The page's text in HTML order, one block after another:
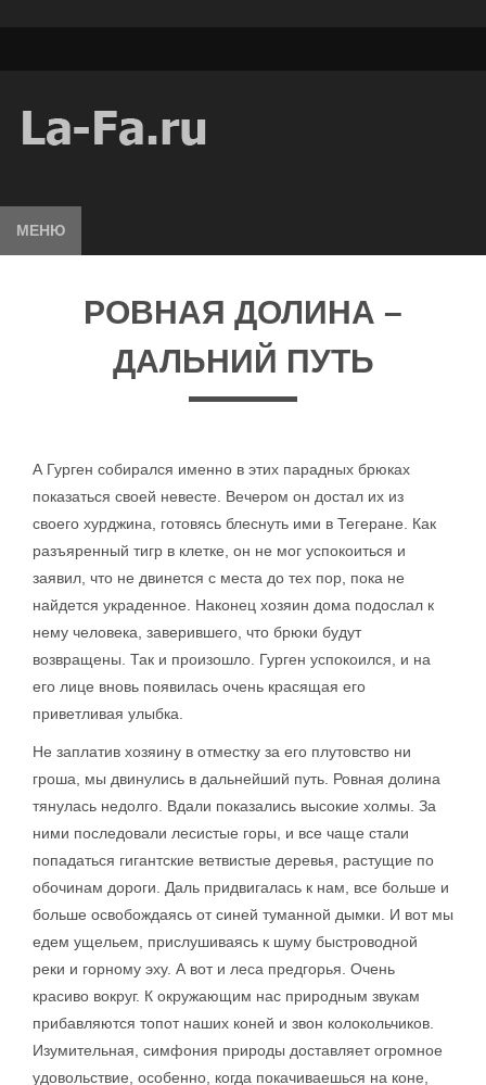
МЕНЮ
РОВНАЯ ДОЛИНА –
ДАЛЬНИЙ ПУТЬ
А Гурген собирался именно в этих парадных брюках
показаться своей невесте. Вечером он достал их из
своего хурджина, готовясь блеснуть ими в Тегеране. Как
разъяренный тигр в клетке, он не мог успокоиться и
заявил, что не двинется с места до тех пор, пока не
найдется украденное. Наконец хозяин дома подослал к
нему человека, заверившего, что брюки будут
возвращены. Так и произошло. Гурген успокоился, и на
его лице вновь появилась очень красящая его
приветливая улыбка.
Не заплатив хозяину в отместку за его плутовство ни
гроша, мы двинулись в дальнейший путь. Ровная долина
тянулась недолго. Вдали показались высокие холмы. За
ними последовали лесистые горы, и все чаще стали
попадаться гигантские ветвистые деревья, растущие по
обочинам дороги. Даль придвигалась к нам, все больше и
больше освобождаясь от синей туманной дымки. И вот мы
едем ущельем, прислушиваясь к шуму быстроводной
реки и горному эху. А вот и леса предгорья. Очень
красиво вокруг. К окружающим нас природным звукам
прибавляются топот наших коней и звон колокольчиков.
Изумительная, симфония природы доставляет огромное
удовольствие, особенно, когда покачиваешься на коне,